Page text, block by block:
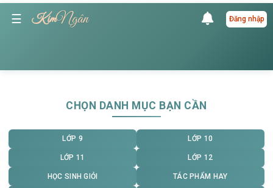
☰ KimNgân Đăng nhập
CHỌN DANH MỤC BẠN CẦN
LỚP 9 LỚP 10
LỚP 11 LỚP 12
HỌC SINH GIỎI TÁC PHẨM HAY